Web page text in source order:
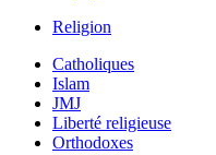
Religion
Catholiques
Islam
JMJ
Liberté religieuse
Orthodoxes